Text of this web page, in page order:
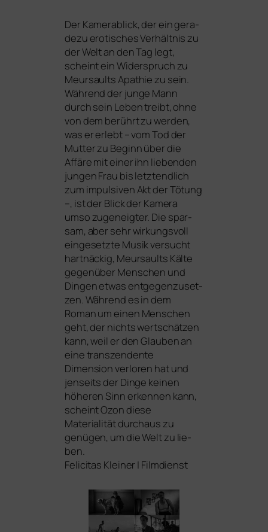
Der Kamerablick, der ein gera­
de­zu ero­ti­sches Verhältnis zu
der Welt an den Tag legt,
scheint ein Widerspruch zu
Meursaults Apathie zu sein.
Während der jun­ge Mann
durch sein Leben treibt, ohne
von dem berührt zu wer­den,
was er erlebt – vom Tod der
Mutter zu Beginn über die
Affäre mit einer ihn lie­ben­den
jun­gen Frau bis letzt­end­lich
zum impul­si­ven Akt der Tötung
–, ist der Blick der Kamera
umso zuge­neig­ter. Die spar­
sam, aber sehr wir­kungs­voll
ein­ge­setz­te Musik ver­sucht
hart­nä­ckig, Meursaults Kälte
gegen­über Menschen und
Dingen etwas ent­ge­gen­zu­set­
zen. Während es in dem
Roman um einen Menschen
geht, der nichts wert­schät­zen
kann, weil er den Glauben an
eine tran­szen­den­te
Dimension ver­lo­ren hat und
jen­seits der Dinge kei­nen
höhe­ren Sinn erken­nen kann,
scheint Ozon die­se
Materialität durch­aus zu
genü­gen, um die Welt zu lie­
ben.
Felicitas Kleiner | Filmdienst